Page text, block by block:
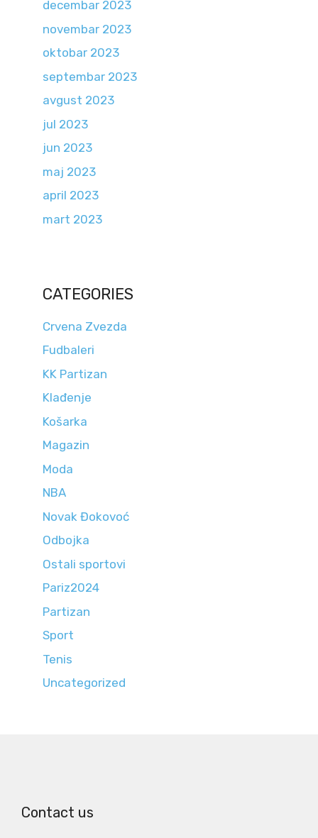
decembar 2023
novembar 2023
oktobar 2023
septembar 2023
avgust 2023
jul 2023
jun 2023
maj 2023
april 2023
mart 2023
CATEGORIES
Crvena Zvezda
Fudbaleri
KK Partizan
Klađenje
Košarka
Magazin
Moda
NBA
Novak Đokovoć
Odbojka
Ostali sportovi
Pariz2024
Partizan
Sport
Tenis
Uncategorized
Contact us